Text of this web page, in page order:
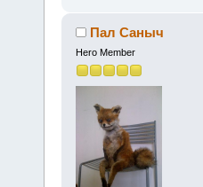
Пал Саныч
Hero Member